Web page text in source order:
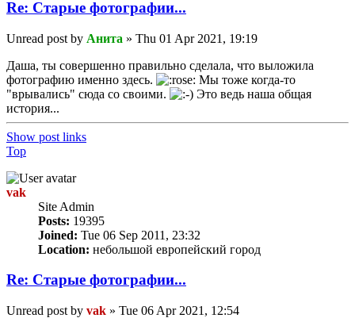
Re: Старые фотографии...
Unread post by Анита » Thu 01 Apr 2021, 19:19
Даша, ты совершенно правильно сделала, что выложила
фотографию именно здесь.
Мы тоже когда-то
"врывались" сюда со своими.
Это ведь наша общая
история...
Show post links
Top
vak
Site Admin
Posts: 19395
Joined: Tue 06 Sep 2011, 23:32
Location: небольшой европейский город
Re: Старые фотографии...
Unread post by vak » Tue 06 Apr 2021, 12:54